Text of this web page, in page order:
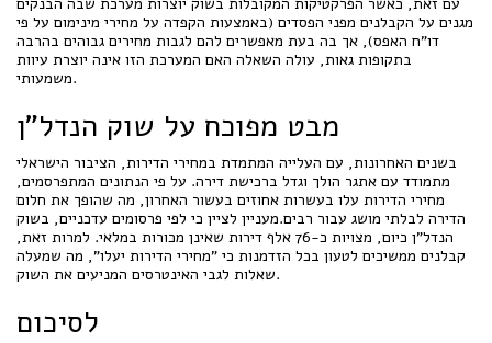
עם זאת, כאשר הפרקטיקות המקובלות בשוק יוצרות מערכת שבה הבנקים
מגנים על הקבלנים מפני הפסדים (באמצעות הקפדה על מחירי מינימום על פי
דו"ח האפס), אך בה בעת מאפשרים להם לגבות מחירים גבוהים בהרבה
בתקופות גאות, עולה השאלה האם המערכת הזו אינה יוצרת עיוות
משמעותי.
מבט מפוכח על שוק הנדל"ן
בשנים האחרונות, עם העלייה המתמדת במחירי הדירות, הציבור הישראלי
מתמודד עם אתגר הולך וגדל ברכישת דירה. על פי הנתונים המתפרסמים,
מחירי הדירות עלו בעשרות אחוזים בעשור האחרון, מה שהופך את חלום
הדירה לבלתי מושג עבור רבים.מעניין לציין כי לפי פרסומים עדכניים, בשוק
הנדל"ן כיום, מצויות כ-76 אלף דירות שאינן מכורות במלאי. למרות זאת,
קבלנים ממשיכים לטעון בכל הזדמנות כי "מחירי הדירות יעלו", מה שמעלה
שאלות לגבי האינטרסים המניעים את השוק.
לסיכום